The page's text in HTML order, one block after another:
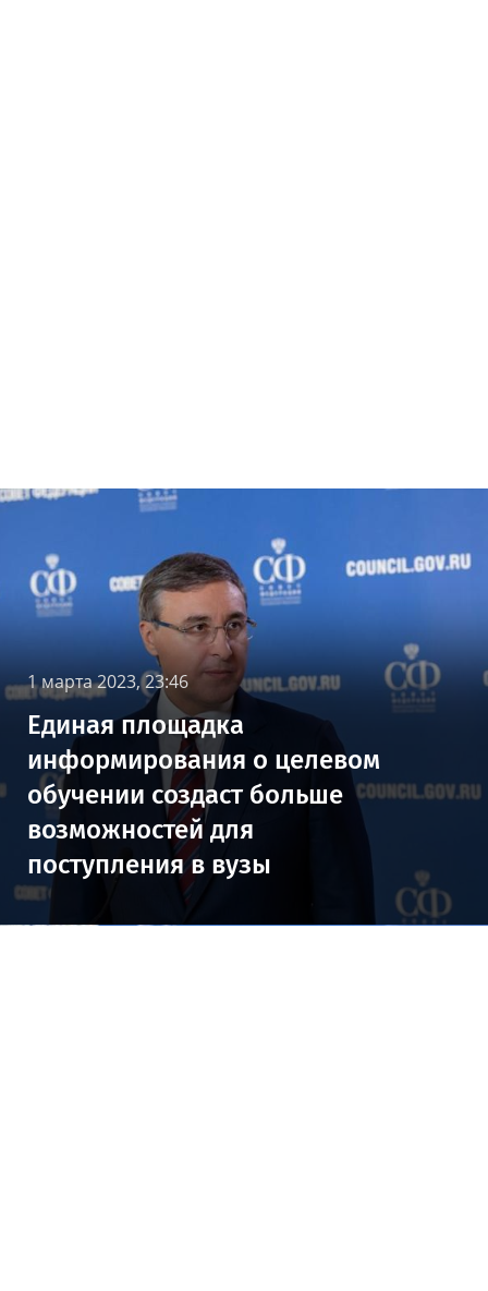
1 марта 2023, 23:46
Единая площадка
информирования о целевом
обучении создаст больше
возможностей для
поступления в вузы